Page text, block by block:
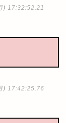
) 17:32:52.21
) 17:42:25.76